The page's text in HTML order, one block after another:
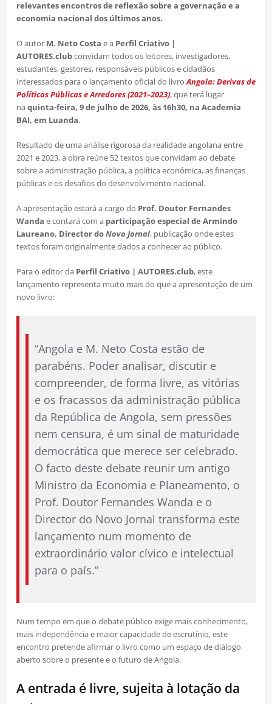
relevantes encontros de reflexão sobre a governação e a
economia nacional dos últimos anos.
O autor M. Neto Costa e a Perfil Criativo |
AUTORES.clubconvidam todos os leitores, investigadores,
estudantes, gestores, responsáveis públicos e cidadãos
interessados para o lançamento oficial do livroAngola: Derivas de
Políticas Públicas e Arredores (2021–2023), que terá lugar
naquinta-feira, 9 de julho de 2026, às 16h30, na Academia
BAI, em Luanda.
Resultado de uma análise rigorosa da realidade angolana entre
2021 e 2023, a obra reúne 52 textos que convidam ao debate
sobre a administração pública, a política económica, as finanças
públicas e os desafios do desenvolvimento nacional.
A apresentação estará a cargo do Prof. Doutor Fernandes
Wanda e contará com a participação especial de Armindo
Laureano, Director doNovo Jornal, publicação onde estes
textos foram originalmente dados a conhecer ao público.
Para o editor da Perfil Criativo | AUTORES.club, este
lançamento representa muito mais do que a apresentação de um
novo livro:
“Angola e M. Neto Costa estão de
parabéns. Poder analisar, discutir e
compreender, de forma livre, as vitórias
e os fracassos da administração pública
da República de Angola, sem pressões
nem censura, é um sinal de maturidade
democrática que merece ser celebrado.
O facto deste debate reunir um antigo
Ministro da Economia e Planeamento, o
Prof. Doutor Fernandes Wanda e o
Director do Novo Jornal transforma este
lançamento num momento de
extraordinário valor cívico e intelectual
para o país.”
Num tempo em que o debate público exige mais conhecimento,
mais independência e maior capacidade de escrutínio, este
encontro pretende afirmar o livro como um espaço de diálogo
aberto sobre o presente e o futuro de Angola.
A entrada é livre, sujeita à lotação da